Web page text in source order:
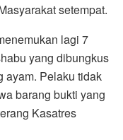
setempat.
lagi 7
yang dibungkus
ayam. Pelaku tidak
barang bukti yang
Kasatres